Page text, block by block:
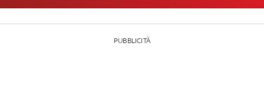
PUBBLICITÀ